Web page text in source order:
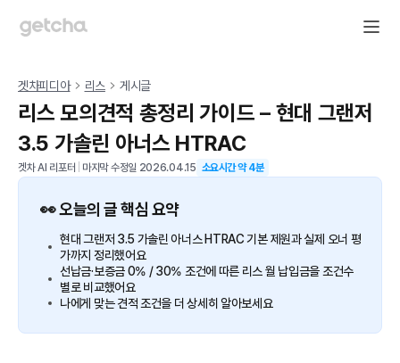
겟차피디아 리스 게시글
리스 모의견적 총정리 가이드 – 현대 그랜저
3.5 가솔린 아너스 HTRAC
겟차 AI 리포터 마지막 수정일 2026.04.15 소요시간 약4분
👀 오늘의 글 핵심 요약
현대 그랜저 3.5 가솔린 아너스 HTRAC 기본 제원과 실제 오너 평
가까지 정리했어요
선납금·보증금 0% / 30% 조건에 따른 리스 월 납입금을 조건수
별로 비교했어요
나에게 맞는 견적 조건을 더 상세히 알아보세요